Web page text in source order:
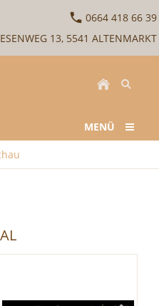
0664 418 66 39
13, 5541 ALTENMARKT
MENÜ